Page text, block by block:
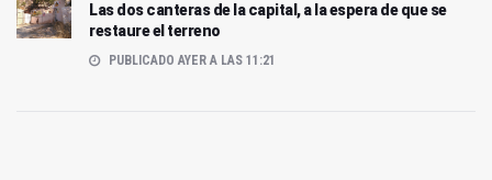
Las dos canteras de la capital, a la espera de que se
restaure el terreno
PUBLICADO AYER A LAS 11:21